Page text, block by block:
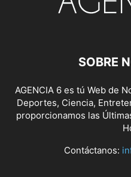
SOBRE
AGENCIA 6 es tú Web de
Deportes, Ciencia,
proporcionamos las
Contáctanos: